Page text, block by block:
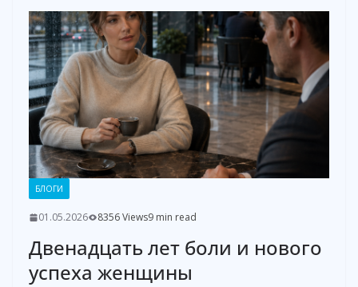
БЛОГИ
01.05.2026 8356 Views9 min read
Двенадцать лет боли и нового
успеха женщины